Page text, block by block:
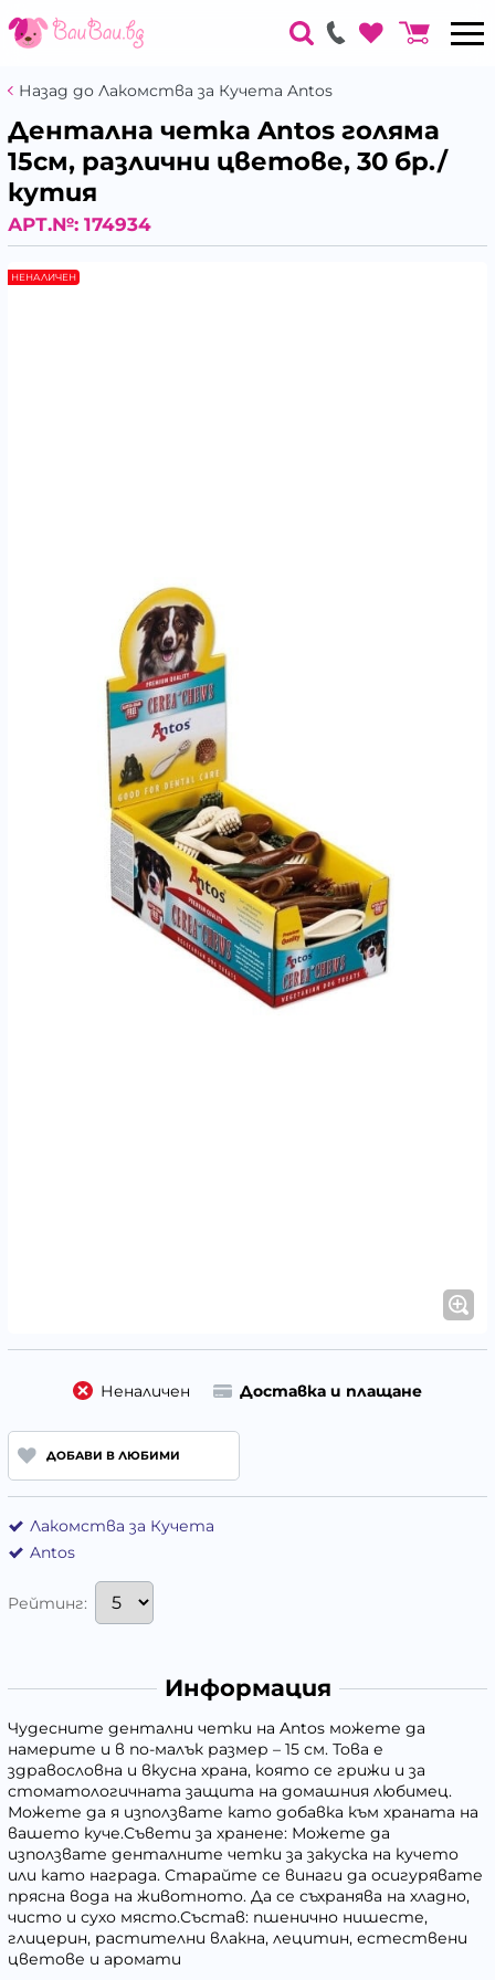
Назад до Лакомства за Кучета Antos
Дентална четка Antos голяма
15см, различни цветове, 30 бр./
кутия
АРТ.№: 174934
НЕНАЛИЧЕН
Неналичен Доставка и плащане
ДОБАВИ В ЛЮБИМИ
Лакомства за Кучета
Antos
Рейтинг:
Информация
Чудесните дентални четки на Antos можете да
намерите и в по-малък размер – 15 см. Това е
здравословна и вкусна храна, която се грижи и за
стоматологичната защита на домашния любимец.
Можете да я използвате като добавка към храната на
вашето куче.Съвети за хранене: Можете да
използвате денталните четки за закуска на кучето
или като награда. Старайте се винаги да осигурявате
прясна вода на животното. Да се съхранява на хладно,
чисто и сухо място.Състав: пшенично нишесте,
глицерин, растителни влакна, лецитин, естествени
цветове и аромати